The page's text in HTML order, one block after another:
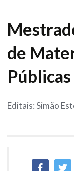
de
Editais: Simão
facebooktwitter